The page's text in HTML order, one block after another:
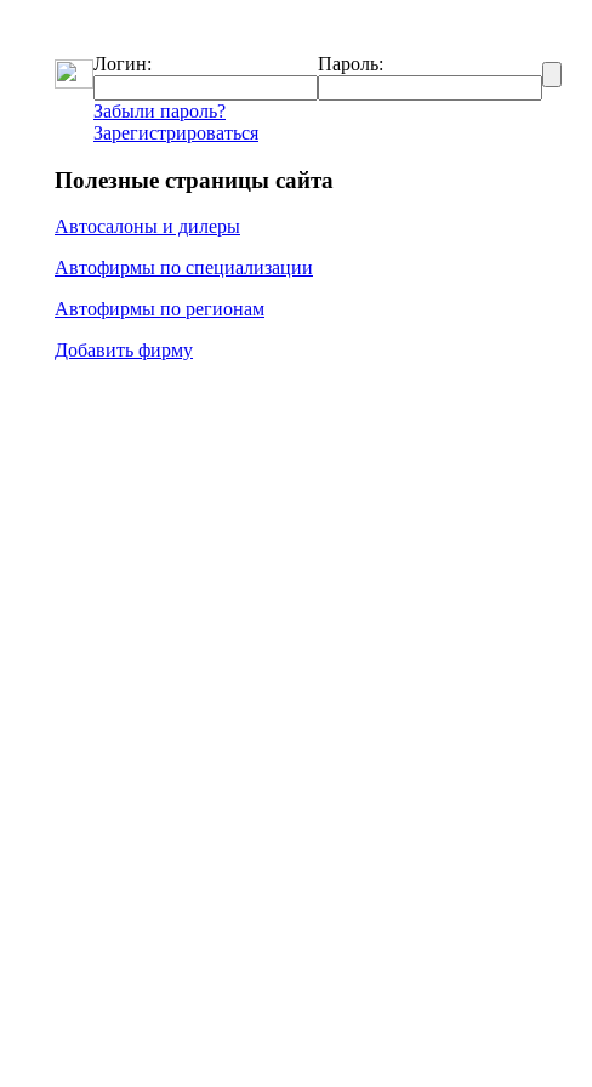
Логин: Пароль:
Забыли пароль?
Зарегистрироваться
Полезные страницы сайта
Автосалоны и дилеры
Автофирмы по специализации
Автофирмы по регионам
Добавить фирму